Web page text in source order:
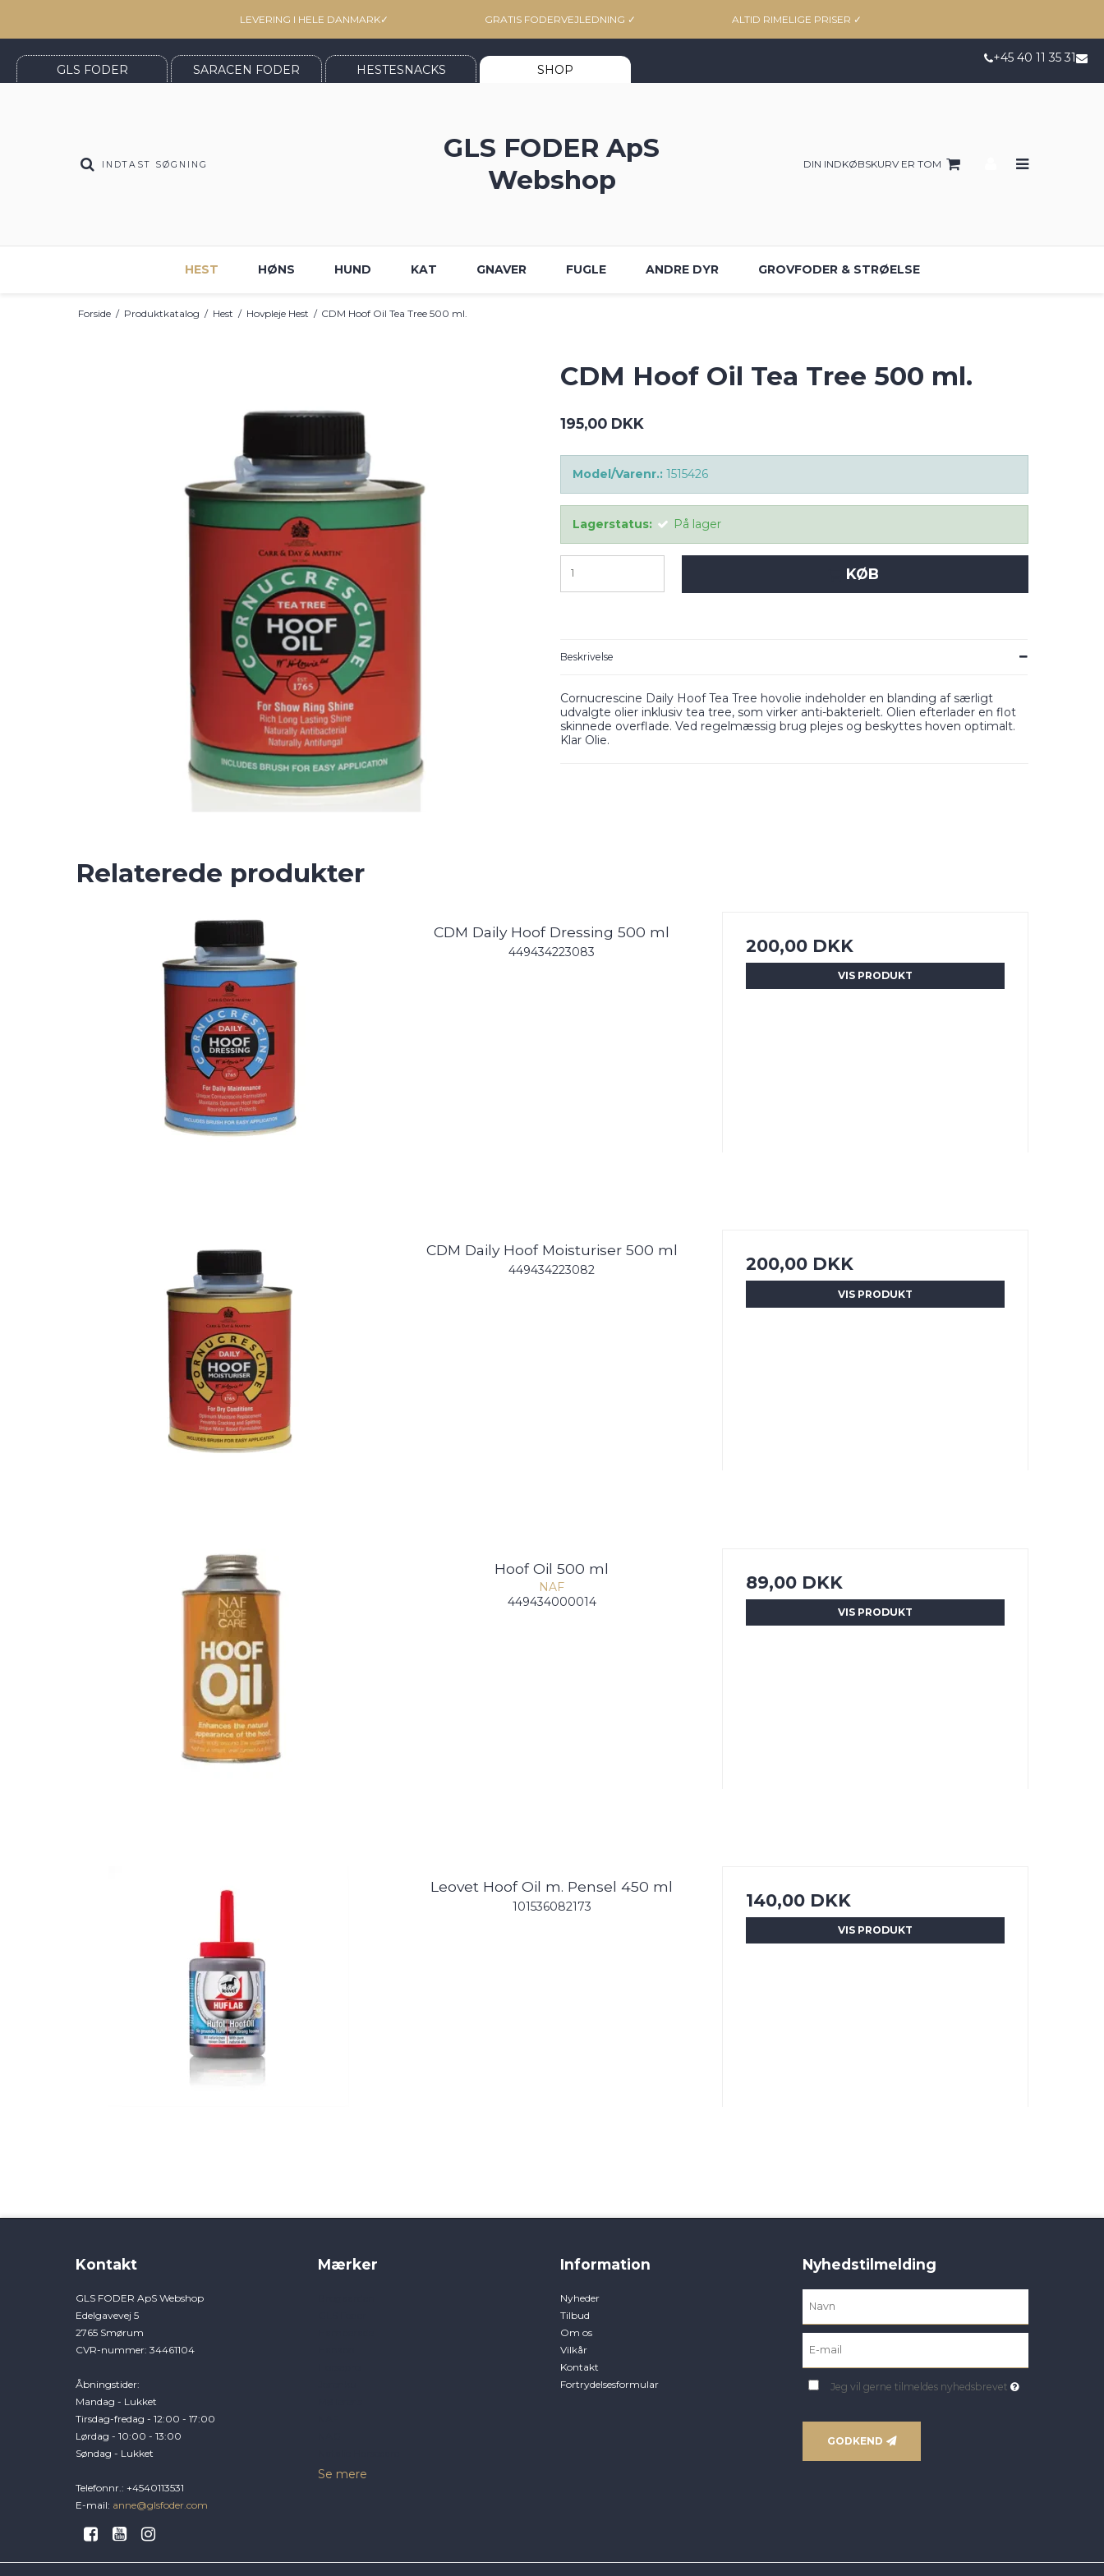
LEVERING I HELE DANMARK✓ GRATIS FODERVEJLEDNING ✓ ALTID RIMELIGE PRISER ✓
GLS FODER SARACEN FODER HESTESNACKS SHOP
+45 40 11 35 31
GLS FODER ApS
Webshop
DIN INDKØBSKURV ER TOM
HEST HØNS HUND KAT GNAVER FUGLE ANDRE DYR GROVFODER & STRØELSE
Forside / Produktkatalog / Hest / Hovpleje Hest / CDM Hoof Oil Tea Tree 500 ml.
CDM Hoof Oil Tea Tree 500 ml.
195,00 DKK
Model/Varenr.: 1515426
Lagerstatus: På lager
KØB
Beskrivelse
Cornucrescine Daily Hoof Tea Tree hovolie indeholder en blanding af særligt
udvalgte olier inklusiv tea tree, som virker anti-bakterielt. Olien efterlader en flot
skinnede overflade. Ved regelmæssig brug plejes og beskyttes hoven optimalt.
Klar Olie.
Relaterede produkter
CDM Daily Hoof Dressing 500 ml
449434223083 200,00 DKK
VIS PRODUKT
CDM Daily Hoof Moisturiser 500 ml
449434223082 200,00 DKK
VIS PRODUKT
Hoof Oil 500 ml
NAF
449434000014
89,00 DKK
VIS PRODUKT
Leovet Hoof Oil m. Pensel 450 ml
101536082173 140,00 DKK
VIS PRODUKT
Kontakt
GLS FODER ApS Webshop
Edelgavevej 5
2765 Smørum
CVR-nummer: 34461104
Åbningstider:
Mandag - Lukket
Tirsdag-fredag - 12:00 - 17:00
Lørdag - 10:00 - 13:00
Søndag - Lukket
Telefonnr.: +4540113531
E-mail: anne@glsfoder.com
Mærker
Se mere
Information
Nyheder
Tilbud
Om os
Vilkår
Kontakt
Fortrydelsesformular
Nyhedstilmelding
Jeg vil gerne tilmeldes nyhedsbrevet
GODKEND